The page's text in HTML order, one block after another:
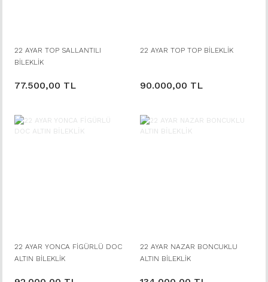
22 AYAR TOP SALLANTILI
BİLEKLİK
77.500,00 TL
22 AYAR TOP TOP BİLEKLİK
90.000,00 TL
22 AYAR YONCA FİGÜRLÜ DOC
ALTIN BİLEKLİK
22 AYAR NAZAR BONCUKLU
ALTIN BİLEKLİK